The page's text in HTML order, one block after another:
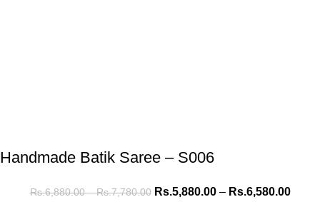
Handmade Batik Saree – S006
Rs.6,880.00 – Rs.7,780.00 Rs.5,880.00 – Rs.6,580.00